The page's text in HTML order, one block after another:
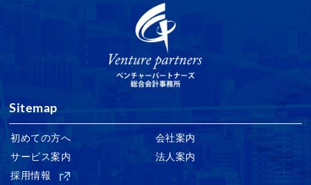
Sitemap
初めての方へ
会社案内
サービス案内
法人案内
採用情報